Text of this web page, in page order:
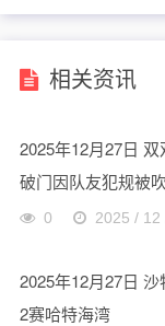
相关资讯
2025年12月27日
破门因队友犯规被
0 2025 / 12
2025年12月27日
2赛哈特海湾